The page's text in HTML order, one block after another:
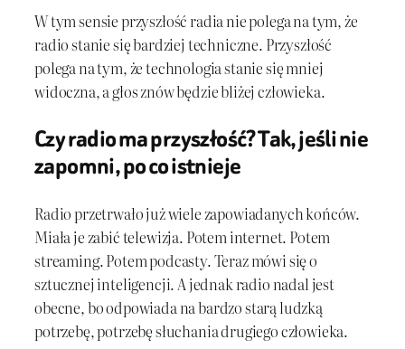
W tym sensie przyszłość radia nie polega na tym, że
radio stanie się bardziej techniczne. Przyszłość
polega na tym, że technologia stanie się mniej
widoczna, a głos znów będzie bliżej człowieka.
Czy radio ma przyszłość? Tak, jeśli nie
zapomni, po co istnieje
Radio przetrwało już wiele zapowiadanych końców.
Miała je zabić telewizja. Potem internet. Potem
streaming. Potem podcasty. Teraz mówi się o
sztucznej inteligencji. A jednak radio nadal jest
obecne, bo odpowiada na bardzo starą ludzką
potrzebę, potrzebę słuchania drugiego człowieka.